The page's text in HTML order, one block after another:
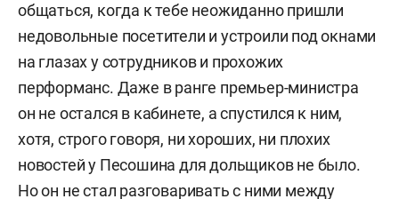
общаться, когда к тебе неожиданно пришли
недовольные посетители и устроили под окнами
на глазах у сотрудников и прохожих
перформанс. Даже в ранге премьер-министра
он не остался в кабинете, а спустился к ним,
хотя, строго говоря, ни хороших, ни плохих
новостей у Песошина для дольщиков не было.
Но он не стал разговаривать с ними между